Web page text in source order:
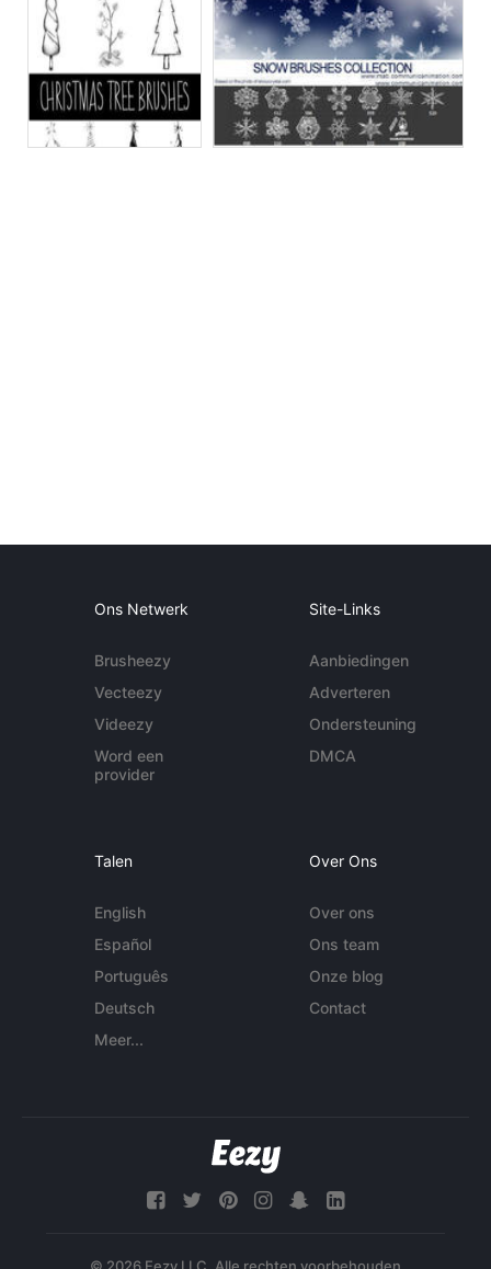
Ons Netwerk
Brusheezy
Vecteezy
Videezy
Word een
provider
Site-Links
Aanbiedingen
Adverteren
Ondersteuning
DMCA
Talen
English
Español
Português
Deutsch
Meer...
Over Ons
Over ons
Ons team
Onze blog
Contact